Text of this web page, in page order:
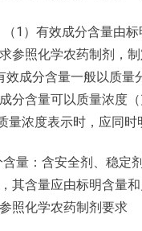
1）有效成分含量由
参照化学农药制剂，
效成分含量一般以质量
分含量可以质量浓度
量浓度表示时，应同时
量：含安全剂、稳定
其含量应由标明含量
照化学农药制剂要求